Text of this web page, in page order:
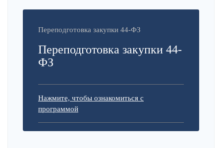
Переподготовка закупки 44-ФЗ
Переподготовка закупки 44-
ФЗ
Нажмите, чтобы ознакомиться с
программой